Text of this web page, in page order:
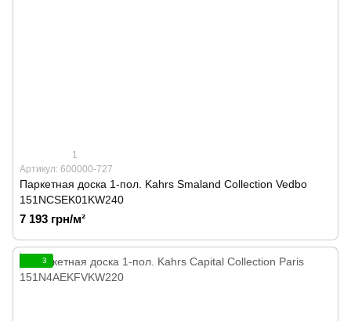
1
Артикул: 600000-727
Паркетная доска 1-пол. Kahrs Smaland Collection Vedbo
151NCSEK01KW240
7 193 грн/м²
3